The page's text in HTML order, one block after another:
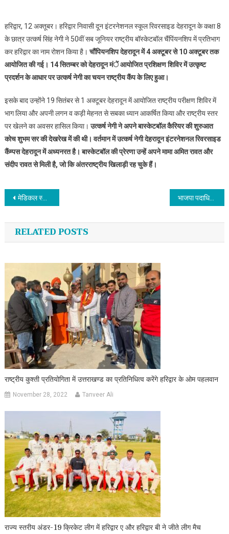
हरिद्वार, 12 अक्तूबर। हरिद्वार निवासी दून इंटरनेशनल स्कूल रिवरसाइड देहरादून के कक्षा 8
के छात्र उत्कर्ष सिंह नेगी ने 50वीं सब जूनियर राष्ट्रीय बॉस्केटबॉल चैंपिंयनशिप में प्रतिभाग
कर हरिद्वार का नाम रोशन किया है।चौंपियनशिप देहरादून में 4 अक्टूबर से 10 अक्टूबर तक
आयोजित की गई। 14 सितम्बर को देहरादून मंें आयोजित प्रशिक्षण शिविर में उत्कृष्ट
प्रदर्शन के आधार पर उत्कर्ष नेगी का चयन राष्ट्रीय कैंप के लिए हुआ।
इसके बाद उन्होंने 19 सितंबर से 1 अक्टूबर देहरादून में आयोजित राष्ट्रीय परीक्षण शिविर में
भाग लिया और अपनी लगन व कड़ी मेहनत से सबका ध्यान आकर्षित किया और राष्ट्रीय स्तर
पर खेलने का अवसर हासिल किया।उत्कर्ष नेगी ने अपने बास्केटबॉल कैरियर की शुरुआत
कोच शुभम सर की देखरेख में की थी। वर्तमान में उत्कर्ष नेगी देहरादून इंटरनेशनल रिवरसाइड
कैंम्पस देहरादून में अध्यनरत है। बास्केटबॉल की प्रेरणा उन्हें अपने मामा अमित रावत और
संदीप रावत से मिली है, जो कि अंतरराष्ट्रीय खिलाड़ी रह चुके हैं।
Post navigation
मेडिकल स्टोर की आड़ में चल रहे नशे के व्यापार पर कार्रवाई, नशीले कैप्सूल समेत दो आरोपी गिरफ्तार भाजपा पदाधिकारियों ने की आत्मनिर्भर भारत संकल्प अभियान पर चर्चा
RELATED POSTS
राष्ट्रीय कुश्ती प्रतियोगिता में उत्तराखण्ड का प्रतिनिधित्व करेंगे हरिद्वार के ओम पहलवान
November 28, 2022 Tanveer Ali
राज्य स्तरीय अंडर-19 क्रिकेट लीग में हरिद्वार ए और हरिद्वार बी ने जीते लीग मैच